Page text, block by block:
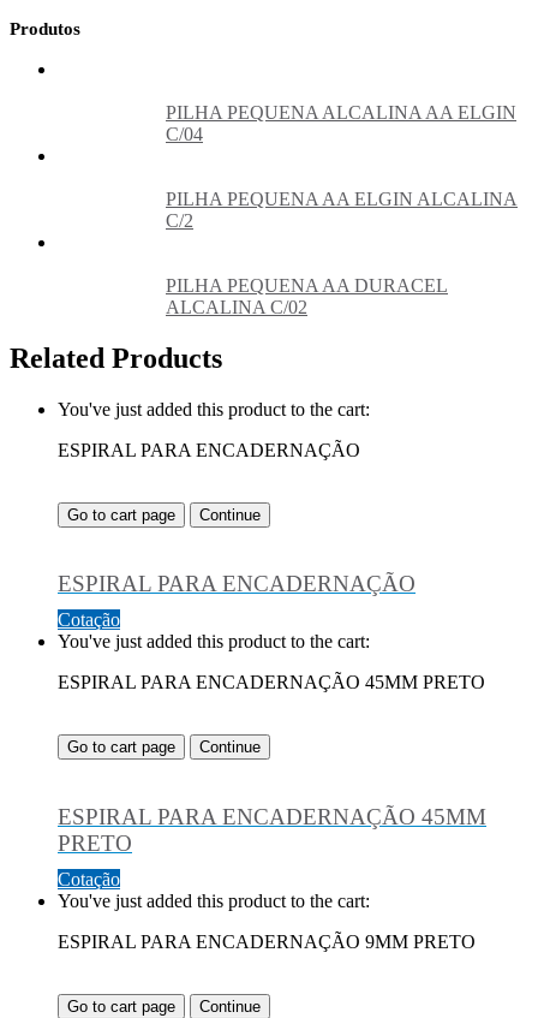
Produtos
PILHA PEQUENA ALCALINA AA ELGIN
C/04
PILHA PEQUENA AA ELGIN ALCALINA
C/2
PILHA PEQUENA AA DURACEL
ALCALINA C/02
Related Products
You've just added this product to the cart:
ESPIRAL PARA ENCADERNAÇÃO
Go to cart page Continue
ESPIRAL PARA ENCADERNAÇÃO
Cotação
You've just added this product to the cart:
ESPIRAL PARA ENCADERNAÇÃO 45MM PRETO
Go to cart page Continue
ESPIRAL PARA ENCADERNAÇÃO 45MM
PRETO
Cotação
You've just added this product to the cart:
ESPIRAL PARA ENCADERNAÇÃO 9MM PRETO
Go to cart page Continue